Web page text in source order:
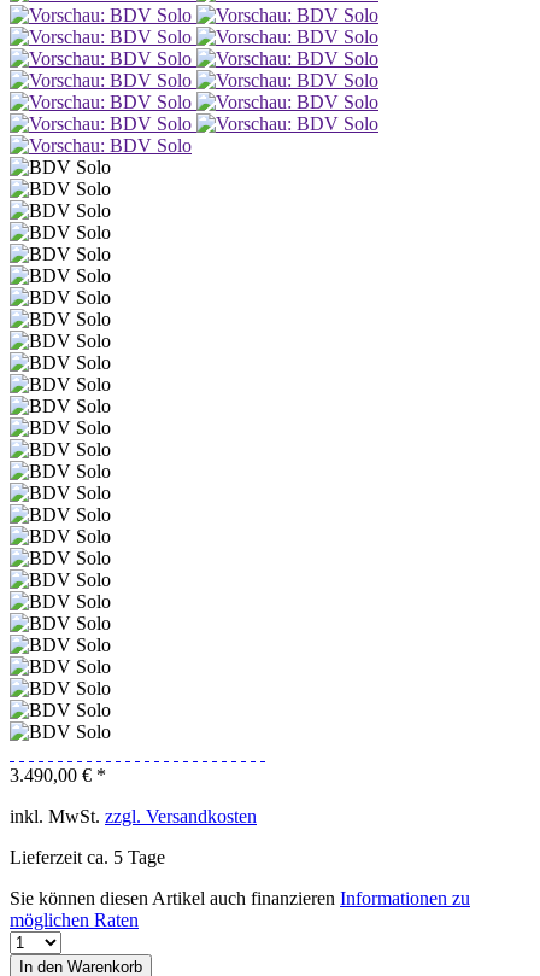
3.490,00 € *
inkl. MwSt. zzgl. Versandkosten
Lieferzeit ca. 5 Tage
Sie können diesen Artikel auch finanzieren Informationen zu
möglichen Raten
In den Warenkorb